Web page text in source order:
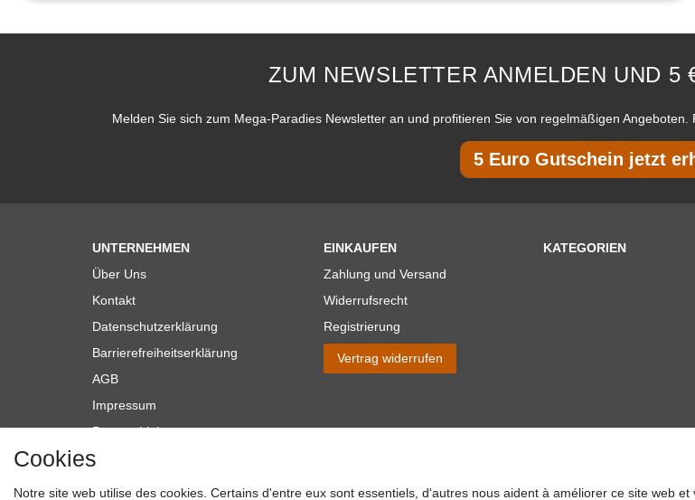
ZUM NEWSLETTER ANMELDEN UND 5
Melden Sie sich zum Mega-Paradies Newsletter an und profitieren Sie von regelmäßigen
5 Euro Gutschein jetzt
UNTERNEHMEN
Über Uns
Kontakt
Datenschutzerklärung
Barrierefreiheitserklärung
AGB
Impressum
Partner-Links
Blog
EINKAUFEN
Zahlung und Versand
Widerrufsrecht
Registrierung
Vertrag widerrufen
KATEGORIEN
Cookies
Notre site web utilise des cookies. Certains d'entre eux sont essentiels, d'autres nous aident à améliorer ce site web et